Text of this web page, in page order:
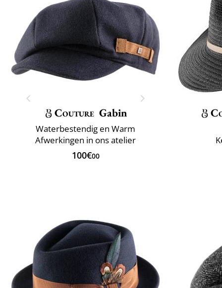
Couture Gabin
Waterbestendig en Warm
Afwerkingen in ons atelier
100€00